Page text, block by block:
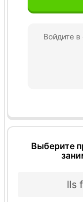
Войдите в
Выберите
Ils